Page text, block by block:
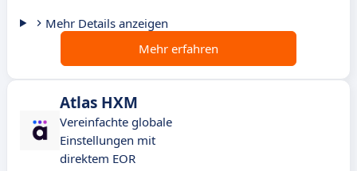
Mehr Details anzeigen
Mehr erfahren
Atlas HXM
Vereinfachte globale
Einstellungen mit
direktem EOR